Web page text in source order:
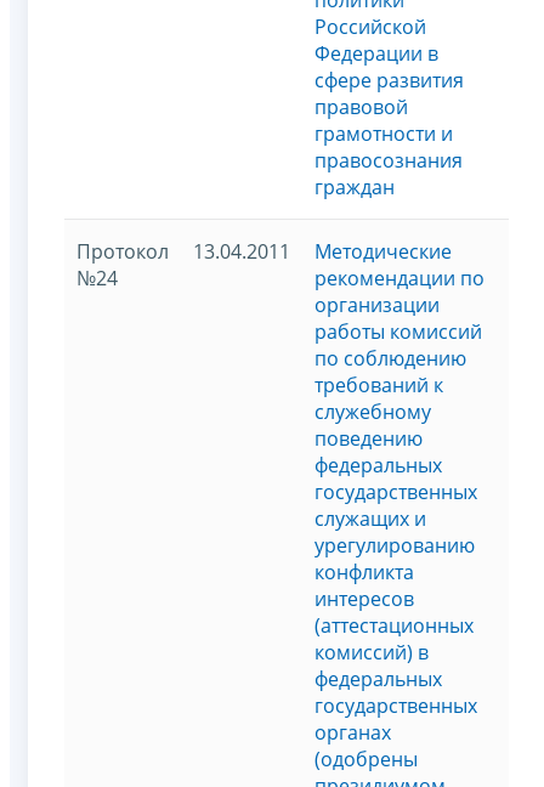
Российской
Федерации в
сфере развития
правовой
грамотности и
правосознания
граждан
Протокол
№24
13.04.2011
Методические
рекомендации по
организации
работы комиссий
по соблюдению
требований к
служебному
поведению
федеральных
государственных
служащих и
урегулированию
конфликта
интересов
(аттестационных
комиссий) в
федеральных
государственных
органах
(одобрены